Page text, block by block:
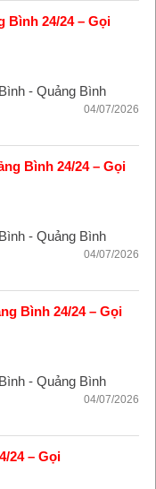
Bình 24/24 – Gọi
- Quảng Bình
04/07/2026
Bình 24/24 – Gọi
- Quảng Bình
04/07/2026
Bình 24/24 – Gọi
- Quảng Bình
04/07/2026
24 – Gọi